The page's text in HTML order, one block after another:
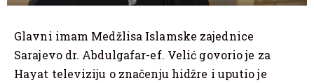
Glavni imam Medžlisa Islamske zajednice
Sarajevo dr. Abdulgafar-ef. Velić govorio je za
Hayat televiziju o značenju hidžre i uputio je